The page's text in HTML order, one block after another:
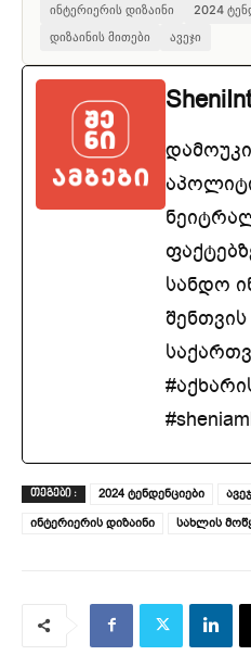
ინტერიერის დიზაინი 2024
დიზაინის მითები
ავეჯი
სანდო
ᲗᲔᲒᲔᲑᲘ : 2024 ტენდენციები
ინტერიერის დიზაინი
სახლის